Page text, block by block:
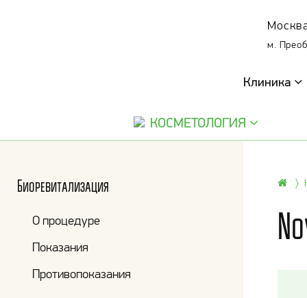
м.
Клиника
КОСМЕТОЛОГИЯ
Биоревитализация
О процедуре
Показания
Противопоказания